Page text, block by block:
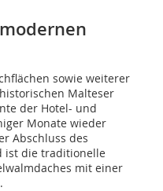
sowie weiterer
Malteser
der Hotel- und
Monate wieder
Abschluss des
ist die traditionelle
mit einer